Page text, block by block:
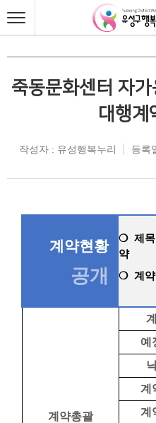
죽동문화센터 자
대행
작성자 : 유성행복누리 등록
계약현황 ❍제목
약
공개 ❍계
계약총괄
예
계
계